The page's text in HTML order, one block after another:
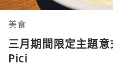
美食
三月期間限定主題
Pici